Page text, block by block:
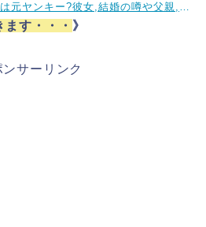
す・・・ 》
ンサーリンク